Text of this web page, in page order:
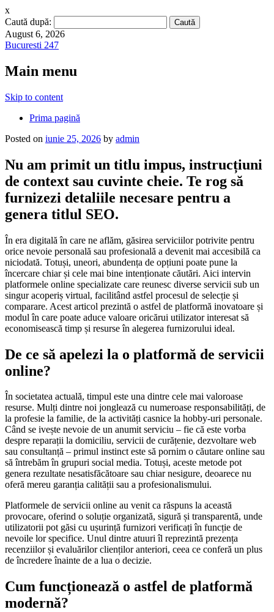
x
Caută după:
August 6, 2026
Bucuresti 247
Main menu
Skip to content
Prima pagină
Posted on iunie 25, 2026 by admin
Nu am primit un titlu impus, instrucțiuni
de context sau cuvinte cheie. Te rog să
furnizezi detaliile necesare pentru a
genera titlul SEO.
În era digitală în care ne aflăm, găsirea serviciilor potrivite pentru
orice nevoie personală sau profesională a devenit mai accesibilă ca
niciodată. Totuși, uneori, abundența de opțiuni poate pune la
încercare chiar și cele mai bine intenționate căutări. Aici intervin
platformele online specializate care reunesc diverse servicii sub un
singur acoperiș virtual, facilitând astfel procesul de selecție și
comparare. Acest articol prezintă o astfel de platformă inovatoare și
modul în care poate aduce valoare oricărui utilizator interesat să
economisească timp și resurse în alegerea furnizorului ideal.
De ce să apelezi la o platformă de servicii
online?
În societatea actuală, timpul este una dintre cele mai valoroase
resurse. Mulți dintre noi jonglează cu numeroase responsabilități, de
la profesie la familie, de la activități casnice la hobby-uri personale.
Când se ivește nevoie de un anumit serviciu – fie că este vorba
despre reparații la domiciliu, servicii de curățenie, dezvoltare web
sau consultanță – primul instinct este să pornim o căutare online sau
să întrebăm în grupuri social media. Totuși, aceste metode pot
genera rezultate nesatisfăcătoare sau chiar nesigure, deoarece nu
oferă mereu garanția calității sau a profesionalismului.
Platformele de servicii online au venit ca răspuns la această
provocare, oferind o soluție organizată, sigură și transparentă, unde
utilizatorii pot găsi cu ușurință furnizori verificați în funcție de
nevoile lor specifice. Unul dintre atuuri îl reprezintă prezența
recenziilor și evaluărilor clienților anteriori, ceea ce conferă un plus
de încredere înainte de a lua o decizie.
Cum funcționează o astfel de platformă
modernă?